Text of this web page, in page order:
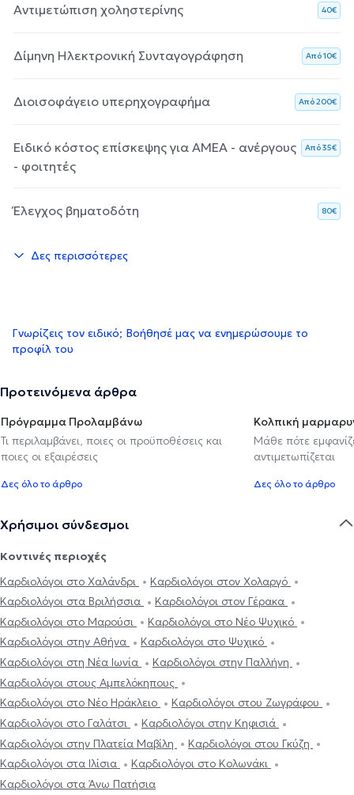
Αντιμετώπιση χοληστερίνης 40€
Δίμηνη Ηλεκτρονική Συνταγογράφηση Aπό 10€
Διοισοφάγειο υπερηχογραφήμα Aπό 200€
Ειδικό κόστος επίσκεψης για ΑΜΕΑ - ανέργους
- φοιτητές
Aπό 35€
Έλεγχος βηματοδότη 80€
Δες περισσότερες
Γνωρίζεις τον ειδικό; Βοήθησέ μας να ενημερώσουμε το
προφίλ του
Προτεινόμενα άρθρα
Πρόγραμμα Προλαμβάνω
Τι περιλαμβάνει, ποιες οι προϋποθέσεις και
ποιες οι εξαιρέσεις
Δες όλο το άρθρο
Κολπική
Μάθε πότε
αντιμετωπίζεται
Δες όλο το άρθρο
Χρήσιμοι σύνδεσμοι
Κοντινές περιοχές
Καρδιολόγοι στο Χαλάνδρι
Καρδιολόγοι στον Χολαργό
Καρδιολόγοι στα Βριλήσσια
Καρδιολόγοι στον Γέρακα
Καρδιολόγοι στο Μαρούσι
Καρδιολόγοι στο Νέο Ψυχικό
Καρδιολόγοι στην Αθήνα
Καρδιολόγοι στο Ψυχικό
Καρδιολόγοι στη Νέα Ιωνία
Καρδιολόγοι στην Παλλήνη
Καρδιολόγοι στους Αμπελόκηπους
Καρδιολόγοι στο Νέο Ηράκλειο
Καρδιολόγοι στου Ζωγράφου
Καρδιολόγοι στο Γαλάτσι
Καρδιολόγοι στην Κηφισιά
Καρδιολόγοι στην Πλατεία Μαβίλη
Καρδιολόγοι στου Γκύζη
Καρδιολόγοι στα Ιλίσια
Καρδιολόγοι στο Κολωνάκι
Καρδιολόγοι στα Άνω Πατήσια